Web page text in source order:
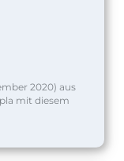
2020) aus
mit diesem